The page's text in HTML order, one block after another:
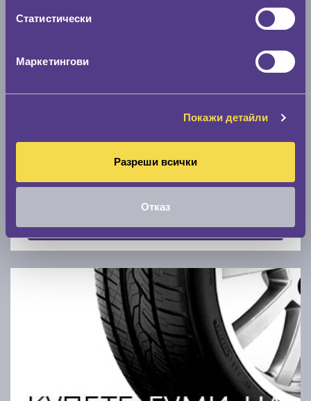
Статистически
Маркетингови
Покажи детайли
Разреши всички
Отказ
Покажи гуми